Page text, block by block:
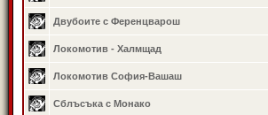
Двубоите с Ференцварош
Локомотив - Халмщад
Локомотив София-Вашаш
Сблъсъка с Монако